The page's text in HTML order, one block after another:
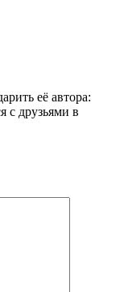
её автора:
с друзьями в